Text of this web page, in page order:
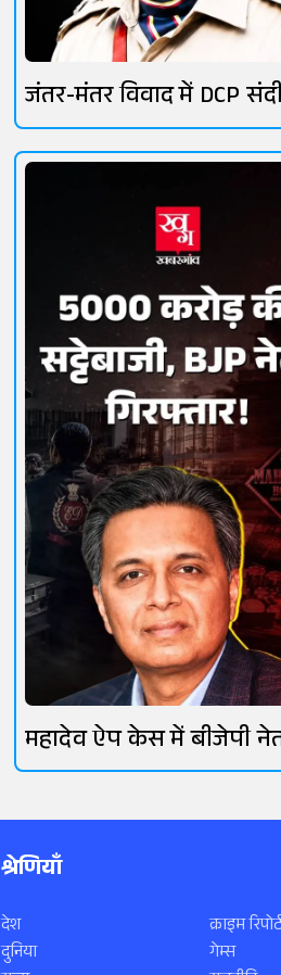
जंतर-मंतर विवाद में DCP
लांबा चर्चा में
महादेव ऐप केस में बीजेपी
गिरफ्तार
श्रेणियाँ
देश
दुनिया
क्राइम रिपोर्ट
गेम्स